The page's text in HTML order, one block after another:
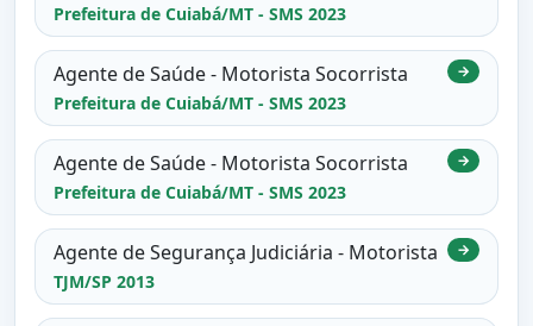
Prefeitura de Cuiabá/MT - SMS 2023
Agente de Saúde - Motorista Socorrista
Prefeitura de Cuiabá/MT - SMS 2023
→
Agente de Saúde - Motorista Socorrista
Prefeitura de Cuiabá/MT - SMS 2023
→
Agente de Segurança Judiciária - Motorista
TJM/SP 2013
→